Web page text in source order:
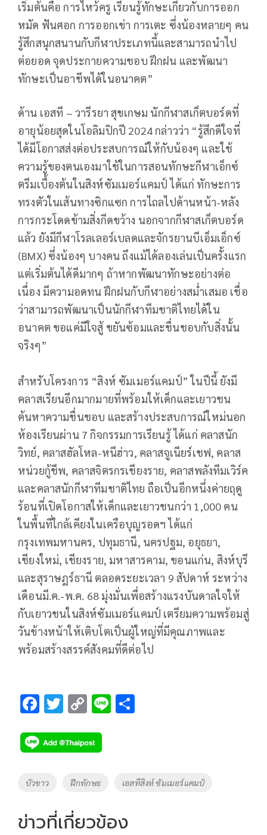
เริ่มต้นคือ การไหว้ครู เรียนรู้ทักษะเกี่ยวกับการออก
หมัด ฟันศอก การออกเข่า การเตะ ซึ่งน้องหลายๆ คน
รู้สึกสนุกสนานกับกีฬาประเภทนี้และสามารถนำไป
ต่อยอด จุดประกายความชอบ ฝึกฝน และพัฒนา
ทักษะเป็นอาชีพได้ในอนาคต”
ด้าน เอสที – วารีรยา สุขเกษม นักกีฬาสเก็ตบอร์ดที่
อายุน้อยสุดในโอลิมปิกปี 2024 กล่าวว่า “รู้สึกดีใจที่
ได้มีโอกาสส่งต่อประสบการณ์ให้กับน้องๆ และใช้
ความรู้ของตนเองมาใช้ในการสอนทักษะกีฬาเอ็กซ์
ตรีมเบื้องต้นในสิงห์ซัมเมอร์แคมป์ ได้แก่ ทักษะการ
ทรงตัวในเส้นทางซิกแซก การไถลไปด้านหน้า-หลัง
การกระโดดข้ามสิ่งกีดขว้าง นอกจากกีฬาสเก็ตบอร์ด
แล้ว ยังมีกีฬาโรลเลอร์เบลดและจักรยานบีเอ็มเอ็กซ์
(BMX) ซึ่งน้องๆ บางคน ถึงแม้ได้ลองเล่นเป็นครั้งแรก
แต่เริ่มต้นได้ดีมากๆ ถ้าหากพัฒนาทักษะอย่างต่อ
เนื่อง มีความอดทน ฝึกฝนกับกีฬาอย่างสม่ำเสมอ เชื่อ
ว่าสามารถพัฒนาเป็นนักกีฬาทีมชาติไทยได้ใน
อนาคต ขอแค่มีใจสู้ ขยันซ้อมและชื่นชอบกับสิ่งนั้น
จริงๆ”
สำหรับโครงการ “สิงห์ ซัมเมอร์แคมป์” ในปีนี้ ยังมี
คลาสเรียนอีกมากมายที่พร้อมให้เด็กและเยาวชน
ค้นหาความชื่นชอบ และสร้างประสบการณ์ใหม่นอก
ห้องเรียนผ่าน 7 กิจกรรมการเรียนรู้ ได้แก่ คลาสนัก
วิทย์, คลาสฮัลโหล-หนีฮ่าว, คลาสจูเนียร์เชฟ, คลาส
หน่วยกู้ชีพ, คลาสจิตรกรเชียงราย, คลาสพลังทีมเวิร์ค
และคลาสนักกีฬาทีมชาติไทย ถือเป็นอีกหนึ่งค่ายฤดู
ร้อนที่เปิดโอกาสให้เด็กและเยาวชนกว่า 1,000 คน
ในพื้นที่ใกล้เคียงในเครือบุญรอดฯ ได้แก่
กรุงเทพมหานคร, ปทุมธานี, นครปฐม, อยุธยา,
เชียงใหม่, เชียงราย, มหาสารคาม, ขอนแก่น, สิงห์บุรี
และสุราษฎร์ธานี ตลอดระยะเวลา 9 สัปดาห์ ระหว่าง
เดือนมี.ค.-พ.ค. 68 มุ่งมั่นเพื่อสร้างแรงบันดาลใจให้
กับเยาวชนในสิงห์ซัมเมอร์แคมป์ เตรียมความพร้อมสู่
วันข้างหน้าให้เติบโตเป็นผู้ใหญ่ที่มีคุณภาพและ
พร้อมสร้างสรรค์สังคมที่ดีต่อไป
F
e
b
o
k
T
tt
er
C
p
y
Li
k
Li
Tags
บัวขาว ฝึกทักษะ เอสทีสิงห์ ซัมเมอร์แคมป์
ข่าวที่เกี่ยวข้อง